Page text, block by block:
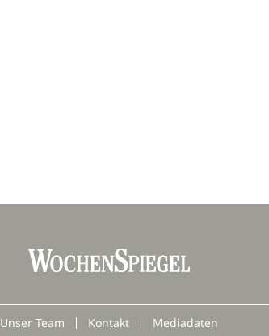
Unser Team Kontakt Mediadaten